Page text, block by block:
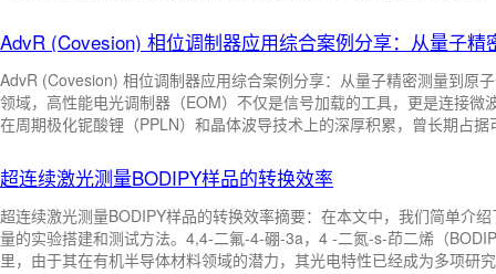
中文：体全息存储技术；英文：optical volume holographic storage
中文：超分辨率光存储技术；英文：super-resolu- tion optical storage
中文：髙密度光存储技术；英文：high-density optical storage 中文：
中文：二元光学元件；英文：binary optical element 中文：全息光学
被扭曲、模式被打乱，光束“摇摆不定”，导致单光子空间模式发生串扰
1：什么是波前畸变？—— 湍
AdvR (Covesion) 相位调制器应用综合案例分享：从量子
AdvR (Covesion) 相位调制器应用综合案例分享：从量子精密测量到原
领域，高性能电光调制器（EOM）不仅是信号加载的工具，更是连接微
在周期极化铌酸锂（PPLN）和晶体波导技术上的深厚积累，曾长期占
超连续激光测量BODIPY样品的转换效率
超连续激光测量BODIPY样品的转换效率摘要：在本文中，我们简单介
量的实验搭建和测试方法。4,4-二氟-4-硼-3a，4 -二氮-s-茚二烯（
里，由于其在有机半导体材料领域的潜力，其光电特性已经成为多项研